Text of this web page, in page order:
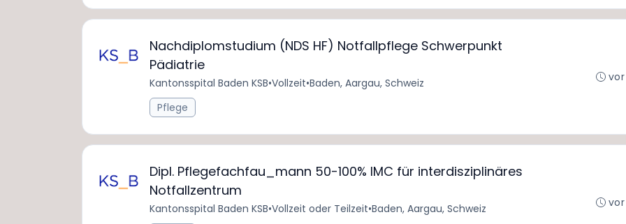
Nachdiplomstudium (NDS HF) Notfallpflege Schwerpunkt
Pädiatrie
Kantonsspital Baden KSB•Vollzeit•Baden, Aargau, Schweiz
Pflege
vor
Dipl. Pflegefachfau_mann 50-100% IMC für interdisziplinäres
Notfallzentrum
Kantonsspital Baden KSB•Vollzeit oder Teilzeit•Baden, Aargau, Schweiz
vor